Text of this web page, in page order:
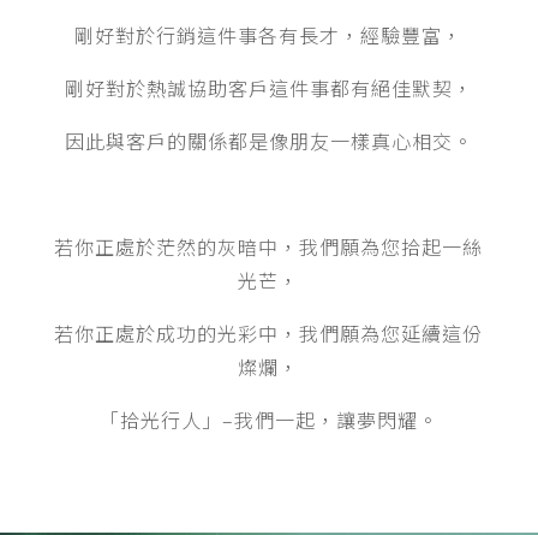
剛好對於行銷這件事各有長才，經驗豐富，
剛好對於熱誠協助客戶這件事都有絕佳默契，
因此與客戶的關係都是像朋友一樣真心相交。
若你正處於茫然的灰暗中，我們願為您拾起一絲
光芒，
若你正處於成功的光彩中，我們願為您延續這份
燦爛，
「拾光行人」–我們一起，讓夢閃耀。